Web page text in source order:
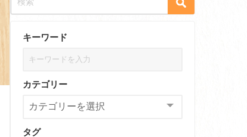
キーワード
カテゴリー
タグ